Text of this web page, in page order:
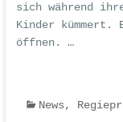
sich während
Kinder kümmert.
öffnen. …
News,